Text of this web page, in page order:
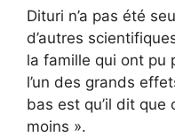
Dituri n’a pas été
d’autres
la famille qui ont pu
l’un des grands
bas est qu’il dit que
moins ».